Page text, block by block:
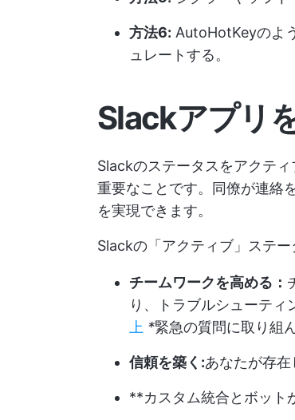
方法6: AutoHotKeyのよ
ュレートする。
Slackアプリ
Slackのステータスをアクテ
重要なことです。同僚が連絡
を実現できます。
Slackの「アクティブ」ステ
チームワークを高める：
り、トラブルシューティ
上 *緊急の質問に取り組
信頼を築く:あなたが存在
**カスタム統合とボット